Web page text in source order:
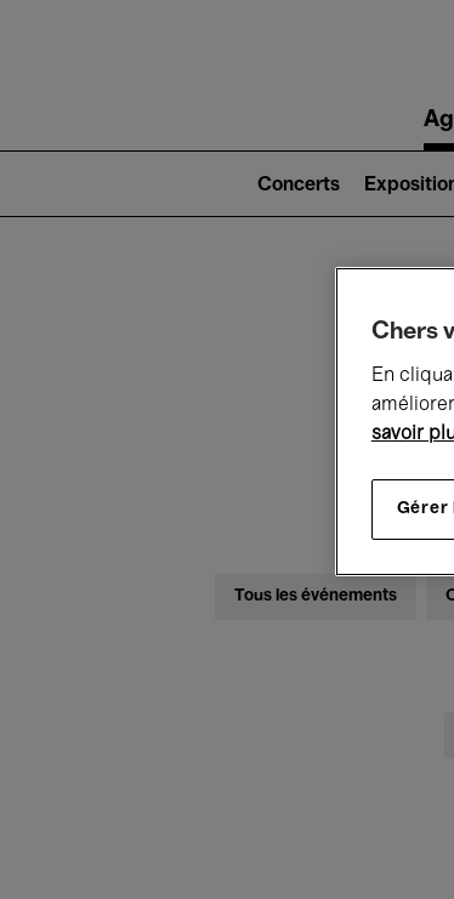
navigation
2)
Concerts
Tous les événements
Chers
En
savoir
Gérer